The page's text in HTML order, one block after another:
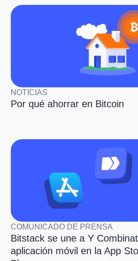
NOTICIAS
Por qué ahorrar en Bitcoin
COMUNICADO DE PRENSA
Bitstack se une a Y
aplicación móvil en la App